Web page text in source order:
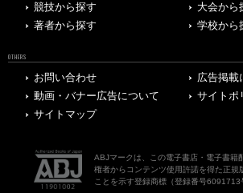
競技から探す
大会から
著者から探す
学校から
OTHERS
お問い合わせ
広告掲載
動画・バナー広告について
サイトポ
サイトマップ
ABJマークは、この電子書店・電子書籍
権者からコンテンツ使用許諾を得た正規
ことを示す登録商標（登録番号6091713